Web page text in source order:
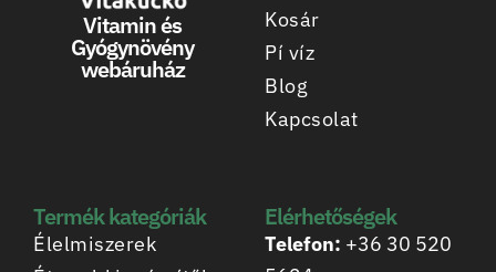
Vitamin és
Gyógynövény
webáruház
Kosár
Pí víz
Blog
Kapcsolat
Termék kategóriák
Élelmiszerek
Elérhetőségek
Telefon: +36 30 520